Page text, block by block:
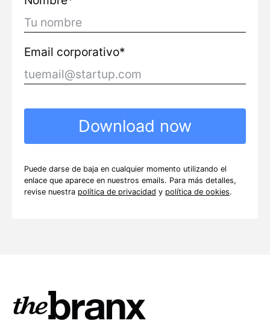
Email corporativo*
Puede darse de baja en cualquier momento utilizando el
enlace que aparece en nuestros emails. Para más detalles,
revise nuestra política de privacidad y política de ookies.